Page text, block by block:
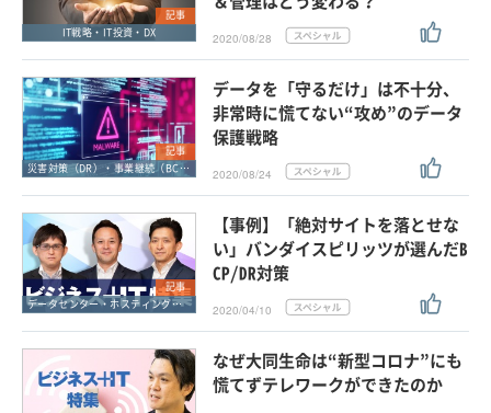
記事
IT戦略・IT投資・DX
2020/08/28
記事
災害対策（DR）・事業継続（BCP）
データを「守るだけ」は不十分、
非常時に慌てない“攻め”のデータ
保護戦略
2020/08/24
記事
データセンター・ホスティングサービス
【事例】「絶対サイトを落とせな
い」バンダイスピリッツが選んだB
CP/DR対策
2020/04/10
なぜ大同生命は“新型コロナ”にも
慌てずテレワークができたのか